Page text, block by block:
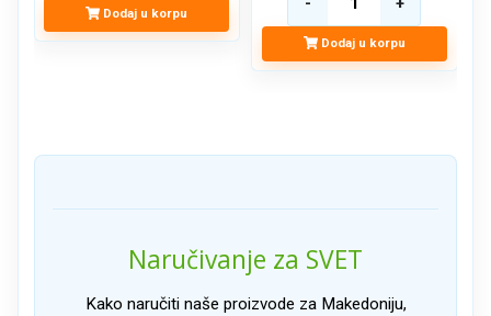
Dodaj u korpu
Dodaj u korpu
Naručivanje za SVET
Kako naručiti naše proizvode za Makedoniju,